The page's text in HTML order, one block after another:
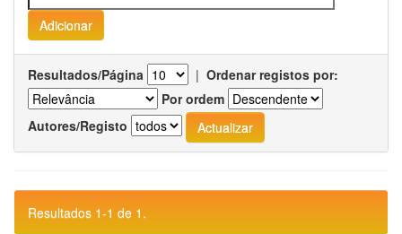
Resultados/Página | Ordenar registos por:
Por ordem
Autores/Registo
Resultados 1-1 de 1.